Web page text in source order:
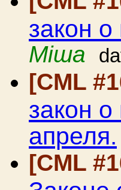
закон
Міша
[CML
закон
апреля.
[CML